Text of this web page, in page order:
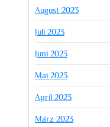
August 2023
Juli 2023
Juni 2023
Mai 2023
April 2023
März 2023